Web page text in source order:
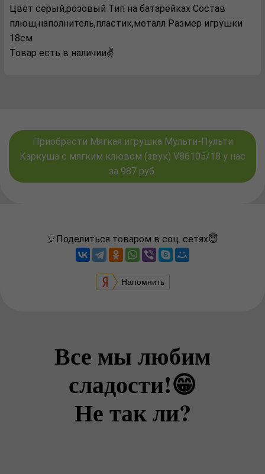
Цвет серый,розовый Тип на батарейках Состав
плюш,наполнитель,пластик,металл Размер игрушки
18см
Товар есть в наличии✌️
Приобрести Мягкая игрушка Мульти-Пульти
Каркуша с мягким клювом (звук) V86105/18 у нас
за 987 руб.
🎈Поделиться товаром в соц. сетях😇
Напомнить
Все мы любим
сладости!😁
Не так ли?